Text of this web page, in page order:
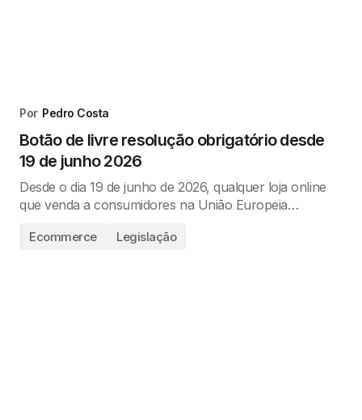
Por Pedro Costa
Botão de livre resolução obrigatório desde
19 de junho 2026
Desde o dia 19 de junho de 2026, qualquer loja online
que venda a consumidores na União Europeia…
Ecommerce Legislação